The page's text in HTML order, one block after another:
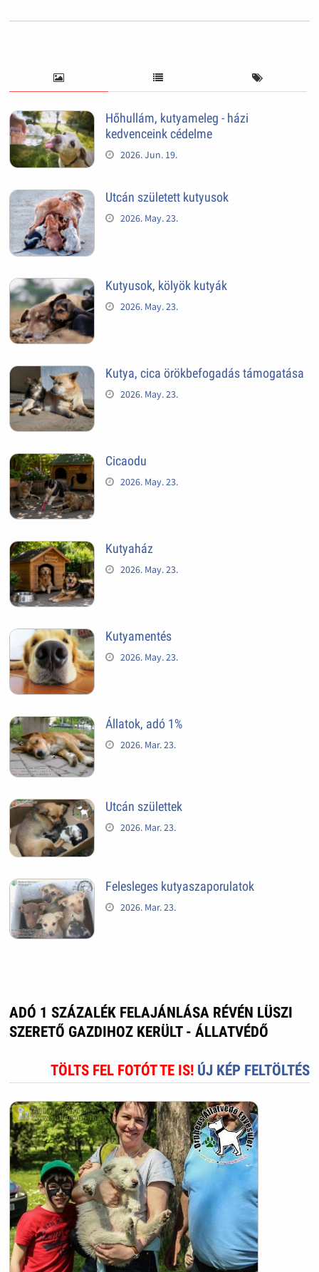
Hőhullám, kutyameleg - házi
kedvenceink cédelme
2026. Jun. 19.
Utcán született kutyusok
2026. May. 23.
Kutyusok, kölyök kutyák
2026. May. 23.
Kutya, cica örökbefogadás támogatása
2026. May. 23.
Cicaodu
2026. May. 23.
Kutyaház
2026. May. 23.
Kutyamentés
2026. May. 23.
Állatok, adó 1%
2026. Mar. 23.
Utcán születtek
2026. Mar. 23.
Felesleges kutyaszaporulatok
2026. Mar. 23.
ADÓ 1 SZÁZALÉK FELAJÁNLÁSA RÉVÉN LÜSZI
SZERETŐ GAZDIHOZ KERÜLT - ÁLLATVÉDŐ
TÖLTS FEL FOTÓT TE IS! ÚJ KÉP FELTÖLTÉS